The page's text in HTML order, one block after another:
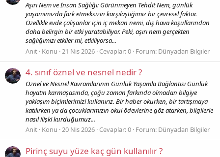
Aşırı Nem ve İnsan Sağlığı: Görünmeyen Tehdit Nem, günlük
yaşamımızda fark etmeksizin karşılaştığımız bir çevresel faktör.
Özellikle evde çalışanlar için iç mekan nemi, dış hava koşullarından
daha belirgin bir etki yaratabiliyor. Peki, aşırı nem gerçekten
sağlığımızı etkiler mi, etkiliyorsa...
Anit Konu 21 Nis 2026 Cevaplar: 0 Forum: Dünyadan Bilgiler
4. sınıf öznel ve nesnel nedir ?
Öznel ve Nesnel Kavramlarının Günlük Yaşamla Bağlantısı Günlük
hayatın karmaşasında, çoğu zaman farkında olmadan bilgiye
yaklaşım biçimlerimizi kullanırız. Bir haber okurken, bir tartışmaya
katılırken ya da çocuklarımızın okul ödevlerine göz atarken, bilgilerle
nasıl ilişki kurduğumuz...
Anit Konu 20 Nis 2026 Cevaplar: 0 Forum: Dünyadan Bilgiler
Pirinç suyu yüze kaç gün kullanılır ?